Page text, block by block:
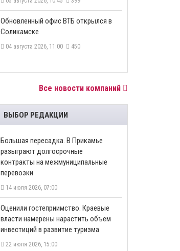
​Обновленный офис ВТБ открылся в
Соликамске
04 августа 2026, 11:00 450
Все новости компаний
ВЫБОР РЕДАКЦИИ
Большая пересадка. В Прикамье
разыграют долгосрочные
контракты на межмуниципальные
перевозки
14 июля 2026, 07:00
Оценили гостеприимство. Краевые
власти намерены нарастить объем
инвестиций в развитие туризма
22 июля 2026, 15:00